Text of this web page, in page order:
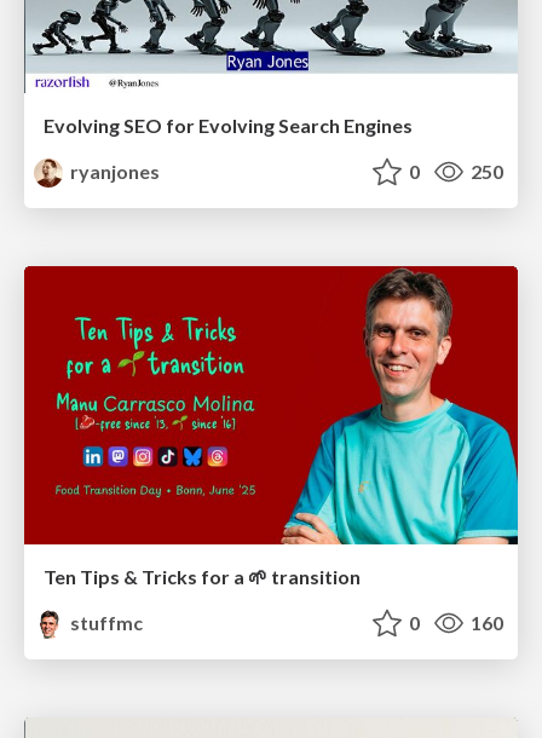
Evolving SEO for Evolving Search Engines
ryanjones
0 250
Ten Tips & Tricks for a 🌱 transition
stuffmc
0 160